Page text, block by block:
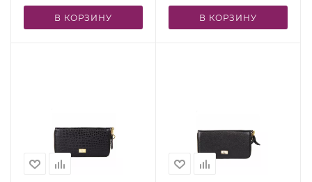
В КОРЗИНУ В КОРЗИНУ